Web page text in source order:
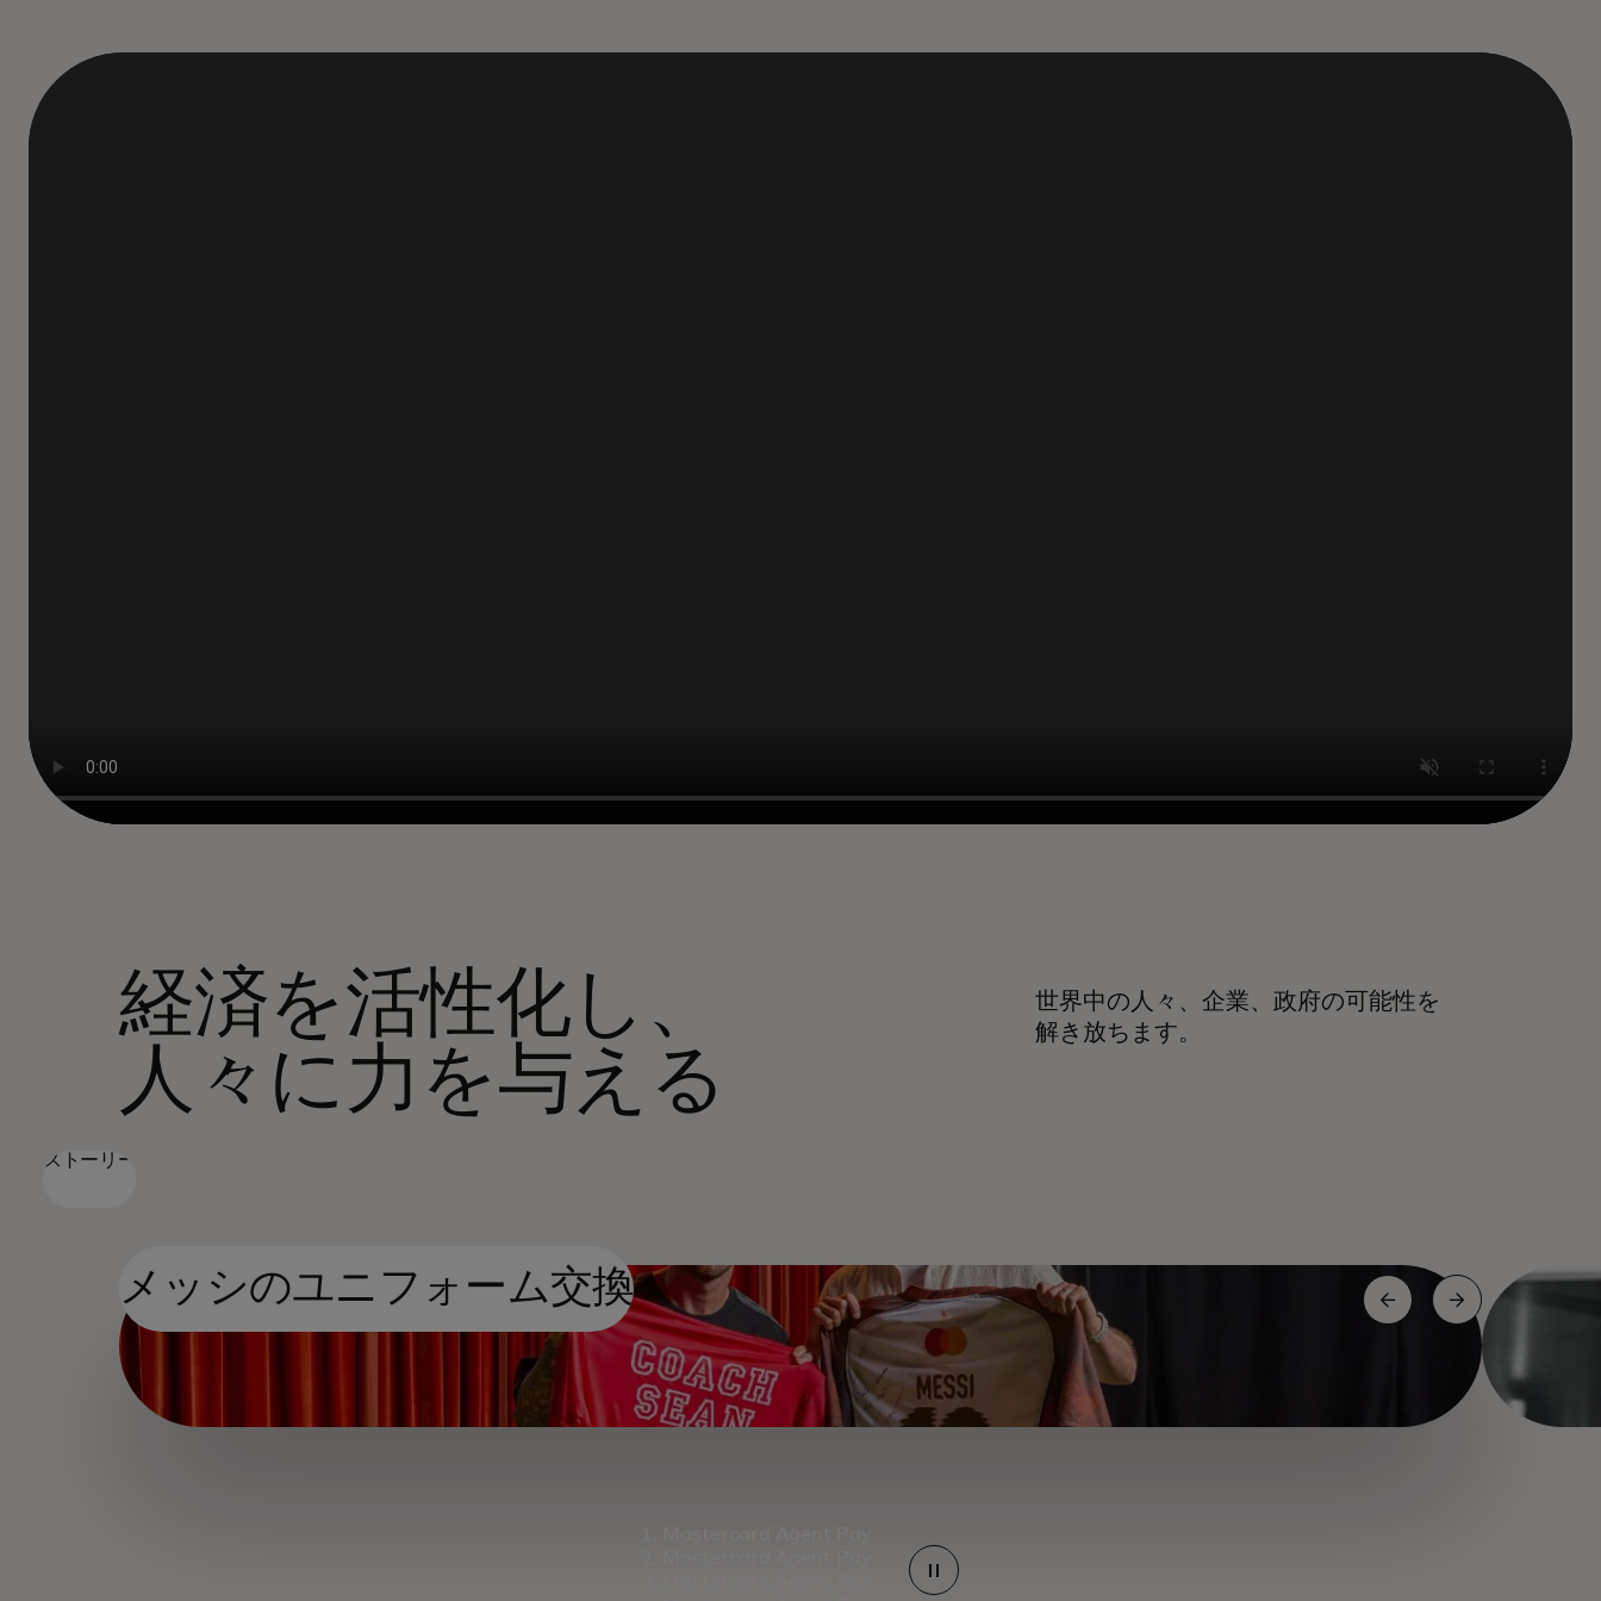
経済を活性化し、
人々に力を与える
世界中の人々、企業、政府の可能性を
解き放ちます。
ストーリー
メッシのユニフォーム交換